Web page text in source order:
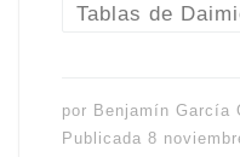
Tablas de
por Benjamín García
Publicada 8